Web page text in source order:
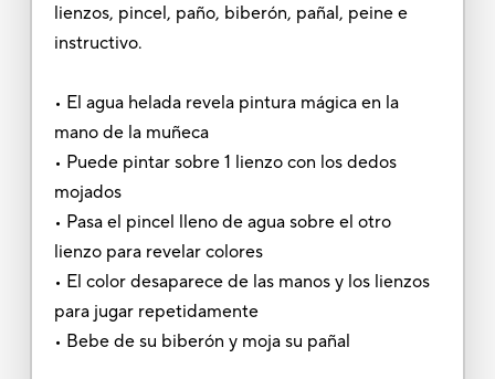
lienzos, pincel, paño, biberón, pañal, peine e
instructivo.
• El agua helada revela pintura mágica en la
mano de la muñeca
• Puede pintar sobre 1 lienzo con los dedos
mojados
• Pasa el pincel lleno de agua sobre el otro
lienzo para revelar colores
• El color desaparece de las manos y los lienzos
para jugar repetidamente
• Bebe de su biberón y moja su pañal